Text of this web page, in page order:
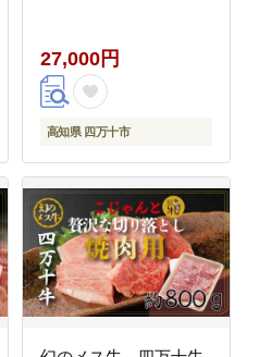
27,000円
高知県 四万十市